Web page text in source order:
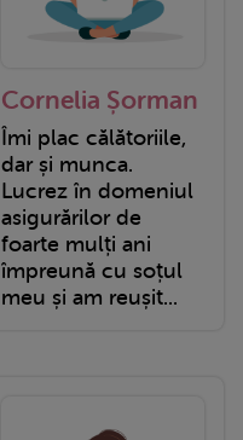
Cornelia Șorman
Îmi plac călătoriile,
dar și munca.
Lucrez în domeniul
asigurărilor de
foarte mulți ani
împreună cu soțul
meu și am reușit...